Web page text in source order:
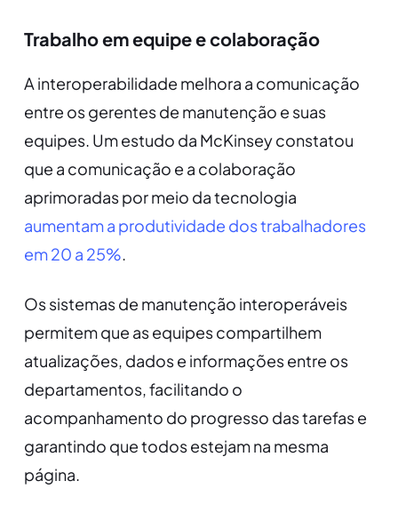
Trabalho em equipe e colaboração
A interoperabilidade melhora a comunicação
entre os gerentes de manutenção e suas
equipes. Um estudo da McKinsey constatou
que a comunicação e a colaboração
aprimoradas por meio da tecnologia
aumentam a produtividade dos trabalhadores
em 20 a 25%.
Os sistemas de manutenção interoperáveis
permitem que as equipes compartilhem
atualizações, dados e informações entre os
departamentos, facilitando o
acompanhamento do progresso das tarefas e
garantindo que todos estejam na mesma
página.